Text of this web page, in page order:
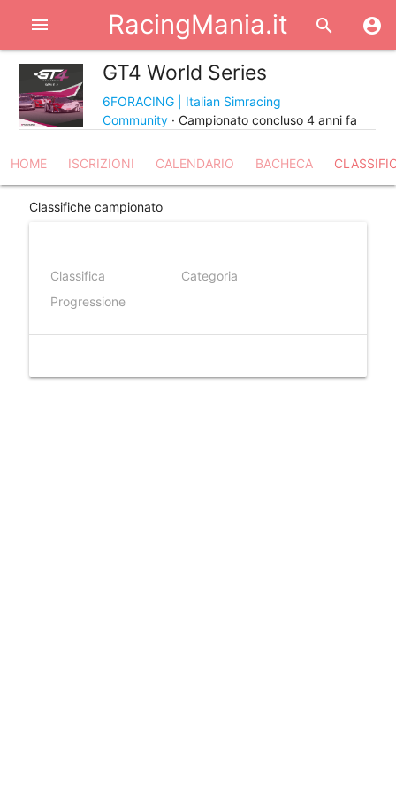
menu RacingMania.it search account_circle
GT4 World Series
6FORACING | Italian Simracing
Community · Campionato concluso 4 anni fa
HOME ISCRIZIONI CALENDARIO BACHECA
Classifiche campionato
Classifica
Categoria
Progressione